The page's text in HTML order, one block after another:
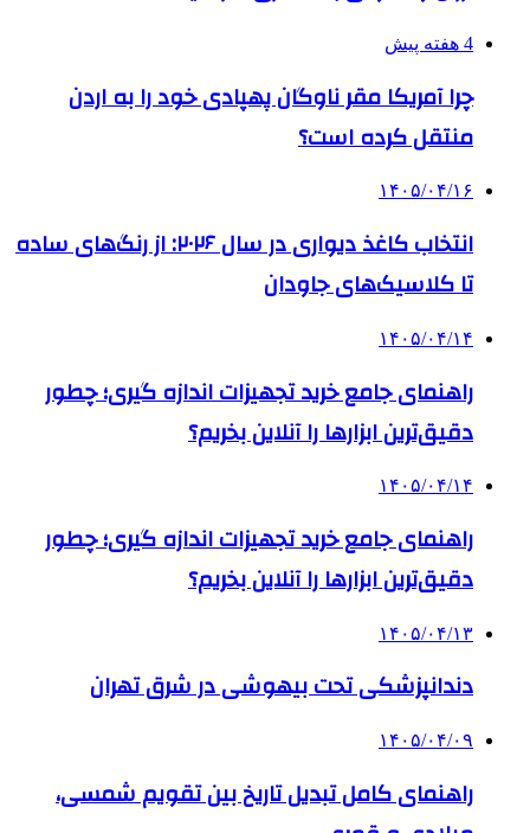
4 هفته پیش
چرا آمریکا مقر ناوگان پهپادی خود را به اردن
منتقل کرده است؟
۱۴۰۵/۰۴/۱۶
انتخاب کاغذ دیواری در سال ۲۰۲۶: از رنگ‌های ساده
تا کلاسیک‌های جاودان
۱۴۰۵/۰۴/۱۴
راهنمای جامع خرید تجهیزات اندازه گیری؛ چطور
دقیق‌ترین ابزارها را آنلاین بخریم؟
۱۴۰۵/۰۴/۱۴
راهنمای جامع خرید تجهیزات اندازه گیری؛ چطور
دقیق‌ترین ابزارها را آنلاین بخریم؟
۱۴۰۵/۰۴/۱۳
دندانپزشکی تحت بیهوشی در شرق تهران
۱۴۰۵/۰۴/۰۹
راهنمای کامل تبدیل تاریخ بین تقویم شمسی،